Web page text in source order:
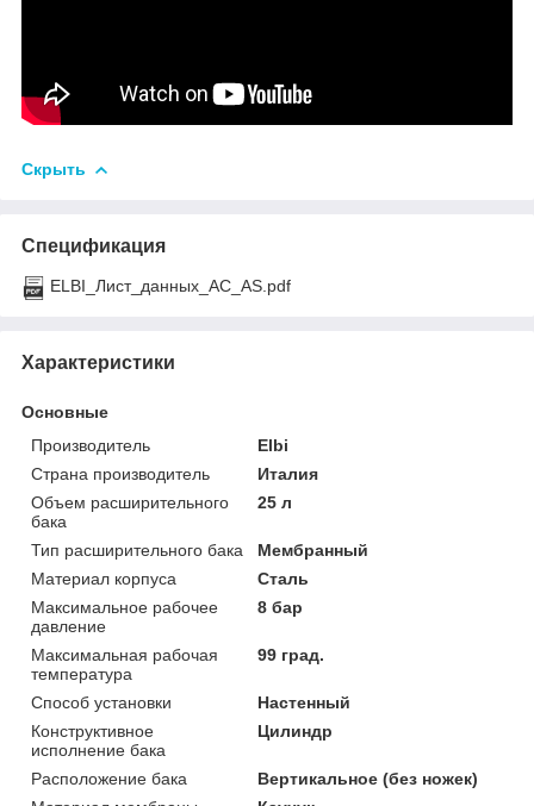
Скрыть
Спецификация
ELBI_Лист_данных_AC_AS.pdf
Характеристики
Основные
Производитель
Elbi
Страна производитель
Италия
Объем расширительного
бака
25 л
Тип расширительного бака
Мембранный
Материал корпуса
Сталь
Максимальное рабочее
давление
8 бар
Максимальная рабочая
температура
99 град.
Способ установки
Настенный
Конструктивное
исполнение бака
Цилиндр
Расположение бака
Вертикальное (без ножек)